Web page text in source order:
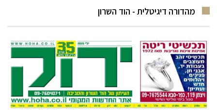
מהדורה דיגיטלית - הוד השרון